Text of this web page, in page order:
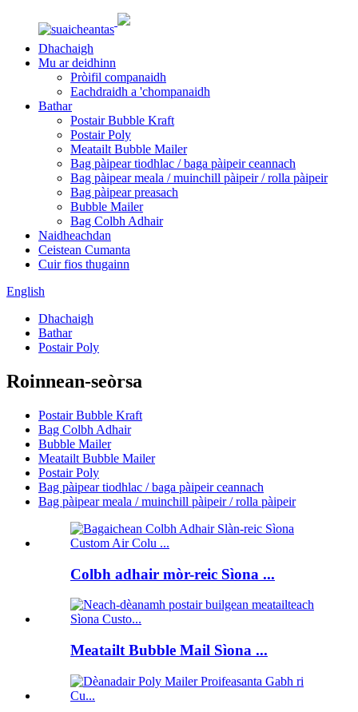
Dhachaigh
Mu ar deidhinn
Pròifil companaidh
Eachdraidh a 'chompanaidh
Bathar
Postair Bubble Kraft
Postair Poly
Meatailt Bubble Mailer
Bag pàipear tiodhlac / baga pàipeir ceannach
Bag pàipear meala / muinchill pàipeir / rolla pàipeir
Bag pàipear preasach
Bubble Mailer
Bag Colbh Adhair
Naidheachdan
Ceistean Cumanta
Cuir fios thugainn
English
Dhachaigh
Bathar
Postair Poly
Roinnean-seòrsa
Postair Bubble Kraft
Bag Colbh Adhair
Bubble Mailer
Meatailt Bubble Mailer
Postair Poly
Bag pàipear tiodhlac / baga pàipeir ceannach
Bag pàipear meala / muinchill pàipeir / rolla pàipeir
Colbh adhair mòr-reic Sìona ...
Meatailt Bubble Mail Sìona ...